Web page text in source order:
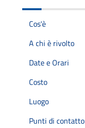
Cos'è
A chi è rivolto
Date e Orari
Costo
Luogo
Punti di contatto